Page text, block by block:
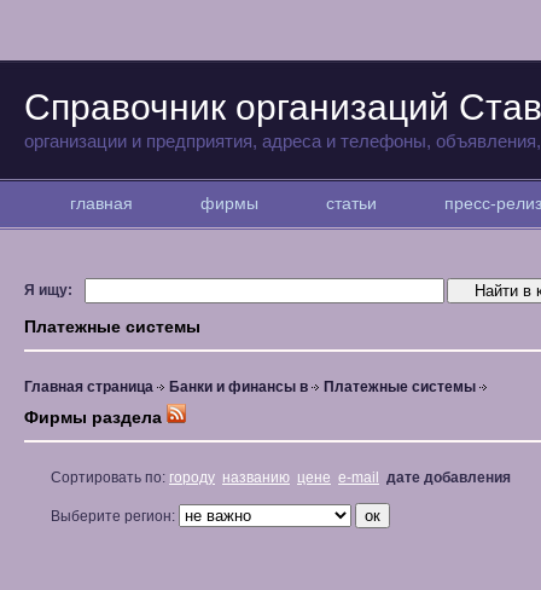
Справочник организаций
организации и предприятия, адреса и телефоны,
главная фирмы статьи пресс-
Я ищу:
Платежные системы
Главная страница Банки и финансы в Платежные системы
Фирмы раздела
Сортировать по: городу названию цене e-mail дате добавления
Выберите регион: